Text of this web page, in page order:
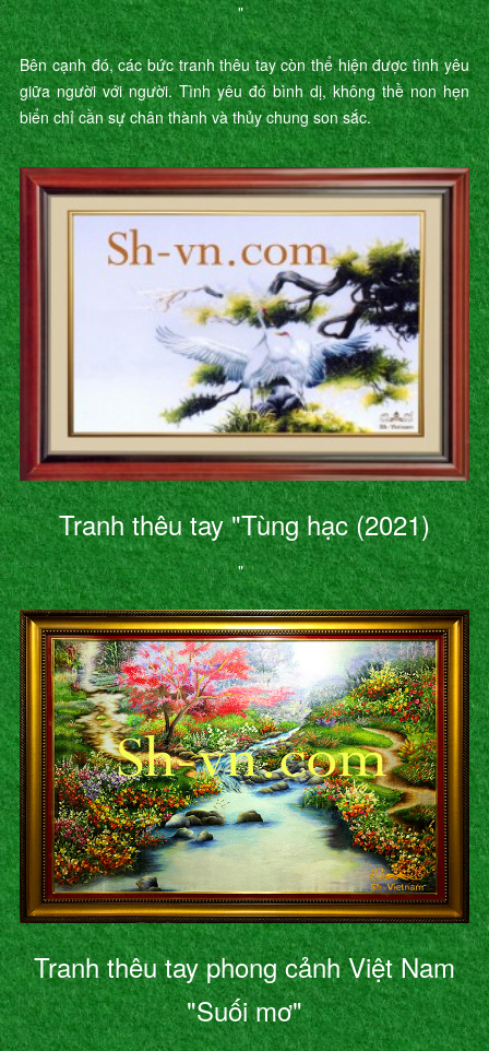
"
Bên cạnh đó, các bức tranh thêu tay còn thể hiện được tình yêu
giữa người với người. Tình yêu đó bình dị, không thề non hẹn
biển chỉ cần sự chân thành và thủy chung son sắc.
Tranh thêu tay "Tùng hạc (2021)
"
Tranh thêu tay phong cảnh Việt Nam
"Suối mơ"